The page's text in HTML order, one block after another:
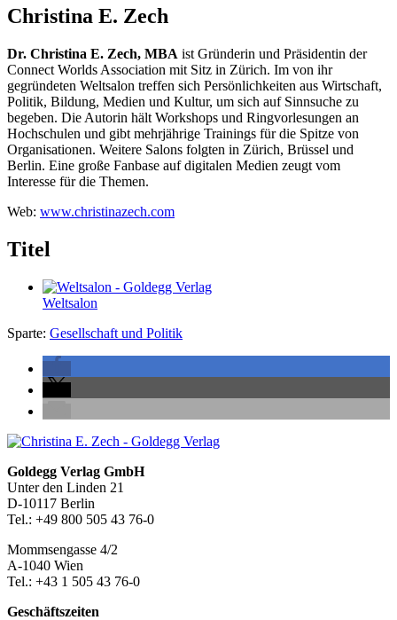
Christina E. Zech
Dr. Christina E. Zech, MBA ist Gründerin und Präsidentin der
Connect Worlds Association mit Sitz in Zürich. Im von ihr
gegründeten Weltsalon treffen sich Persönlichkeiten aus Wirtschaft,
Politik, Bildung, Medien und Kultur, um sich auf Sinnsuche zu
begeben. Die Autorin hält Workshops und Ringvorlesungen an
Hochschulen und gibt mehrjährige Trainings für die Spitze von
Organisationen. Weitere Salons folgten in Zürich, Brüssel und
Berlin. Eine große Fanbase auf digitalen Medien zeugt vom
Interesse für die Themen.
Web: www.christinazech.com
Titel
Weltsalon
Sparte: Gesellschaft und Politik
Seitenleiste
Footer-
Section
Goldegg Verlag GmbH
Unter den Linden 21
D-10117 Berlin
Tel.: +49 800 505 43 76-0
Mommsengasse 4/2
A-1040 Wien
Tel.: +43 1 505 43 76-0
Geschäftszeiten